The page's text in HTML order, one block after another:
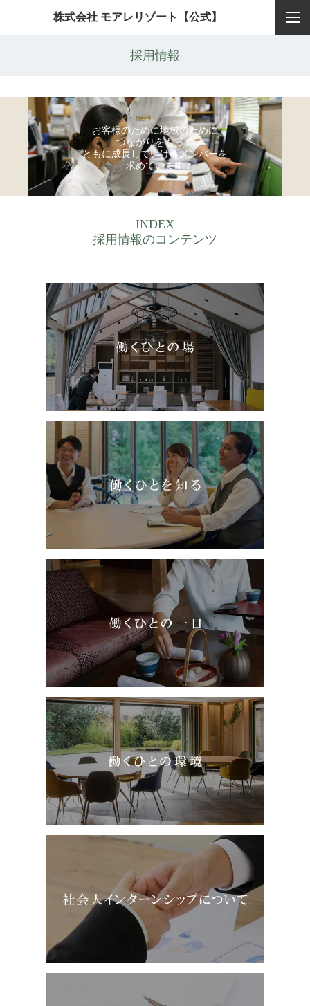
株式会社 モアレリゾート【公式】
採用情報
お客様のために地域のために
つながりをもって
ともに成長していけるメンバーを
求めています
INDEX
採用情報のコンテンツ